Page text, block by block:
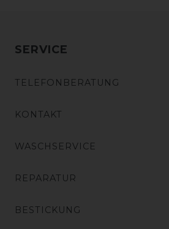
SERVICE
TELEFONBERATUNG
KONTAKT
WASCHSERVICE
REPARATUR
BESTICKUNG